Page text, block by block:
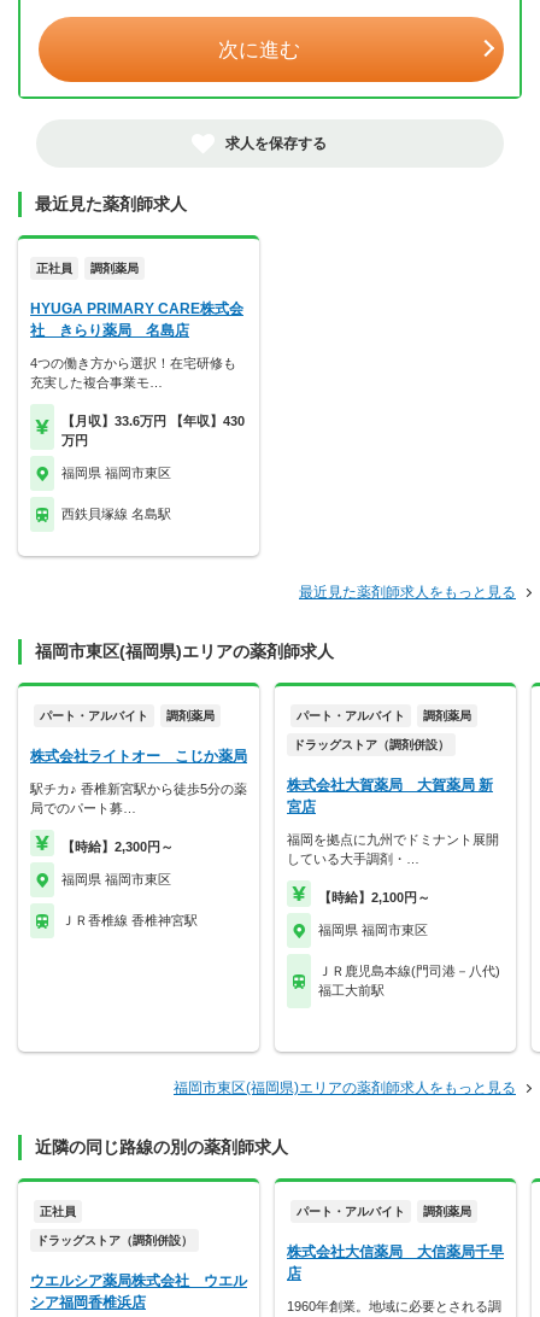
次に進む
求人を保存する
最近見た薬剤師求人
正社員 調剤薬局
HYUGA PRIMARY CARE株式会
社 きらり薬局 名島店
4つの働き方から選択！在宅研修も
充実した複合事業モ…
【月収】33.6万円 【年収】430
万円
福岡県 福岡市東区
西鉄貝塚線 名島駅
最近見た薬剤師求人をもっと見る
福岡市東区(福岡県)エリアの薬剤師求人
パート・アルバイト 調剤薬局
株式会社ライトオー こじか薬局
駅チカ♪ 香椎新宮駅から徒歩5分の薬
局でのパート募…
【時給】2,300円～
福岡県 福岡市東区
ＪＲ香椎線 香椎神宮駅
パート・アルバイト 調剤薬局
ドラッグストア（調剤併設）
株式会社大賀薬局 大賀薬局 新
宮店
福岡を拠点に九州でドミナント展開
している大手調剤・…
【時給】2,100円～
福岡県 福岡市東区
ＪＲ鹿児島本線(門司港－八代)
福工大前駅
福岡市東区(福岡県)エリアの薬剤師求人をもっと見る
近隣の同じ路線の別の薬剤師求人
正社員
ドラッグストア（調剤併設）
ウエルシア薬局株式会社 ウエル
シア福岡香椎浜店
パート・アルバイト 調剤薬局
株式会社大信薬局 大信薬局千早
店
1960年創業。地域に必要とされる調